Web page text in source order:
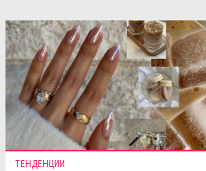
ТЕНДЕНЦИИ